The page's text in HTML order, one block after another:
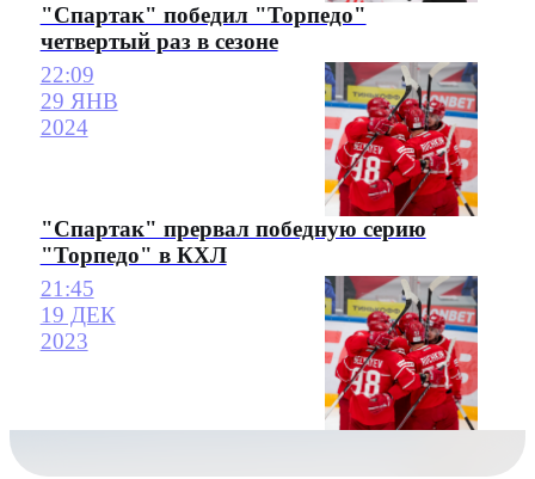
"Спартак" победил "Торпедо"
четвертый раз в сезоне
22:09
29 ЯНВ
2024
"Спартак" прервал победную серию
"Торпедо" в КХЛ
21:45
19 ДЕК
2023